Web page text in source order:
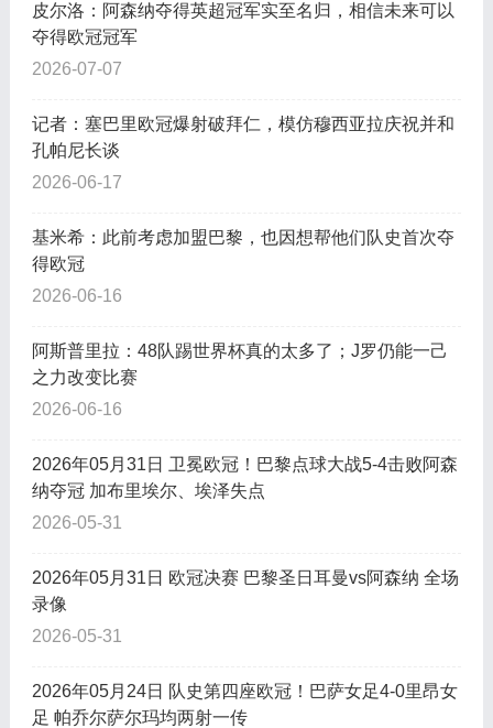
皮尔洛：阿森纳夺得英超冠军实至名归，相信未来可以
夺得欧冠冠军
2026-07-07
记者：塞巴里欧冠爆射破拜仁，模仿穆西亚拉庆祝并和
孔帕尼长谈
2026-06-17
基米希：此前考虑加盟巴黎，也因想帮他们队史首次夺
得欧冠
2026-06-16
阿斯普里拉：48队踢世界杯真的太多了；J罗仍能一己
之力改变比赛
2026-06-16
2026年05月31日 卫冕欧冠！巴黎点球大战5-4击败阿森
纳夺冠 加布里埃尔、埃泽失点
2026-05-31
2026年05月31日 欧冠决赛 巴黎圣日耳曼vs阿森纳 全场
录像
2026-05-31
2026年05月24日 队史第四座欧冠！巴萨女足4-0里昂女
足 帕乔尔萨尔玛均两射一传